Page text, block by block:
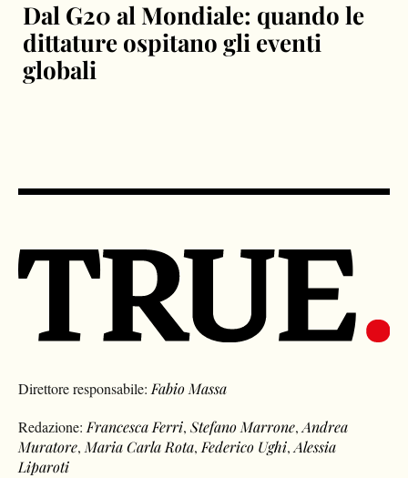
Dal G20 al Mondiale: quando le
dittature ospitano gli eventi
globali
Direttore responsabile:Fabio Massa
Redazione:Francesca Ferri,Stefano Marrone,Andrea
Muratore,Maria Carla Rota,Federico Ughi,Alessia
Liparoti